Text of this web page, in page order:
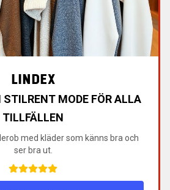
LINDEX
MODE FÖR ALLA
TILLFÄLLEN
med kläder som känns bra och
ser bra ut.